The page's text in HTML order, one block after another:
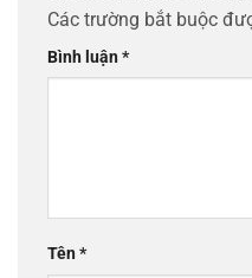
Các trường bắt buộc
Bình luận*
Tên*